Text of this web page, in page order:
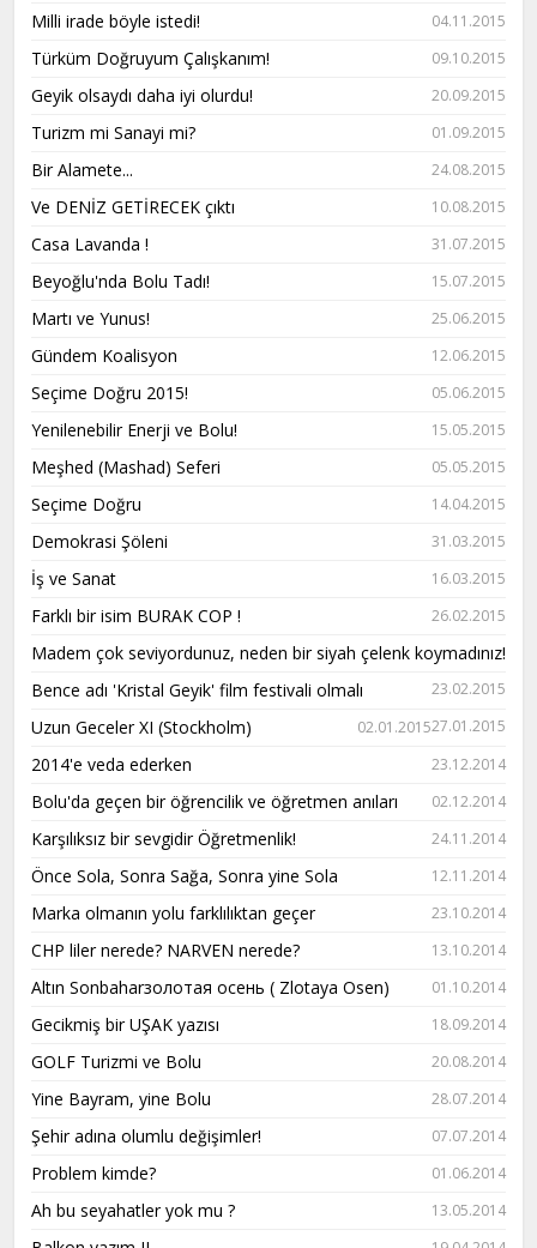
Milli irade böyle istedi! 04.11.2015
Türküm Doğruyum Çalışkanım! 09.10.2015
Geyik olsaydı daha iyi olurdu! 20.09.2015
Turizm mi Sanayi mi? 01.09.2015
Bir Alamete... 24.08.2015
Ve DENİZ GETİRECEK çıktı 10.08.2015
Casa Lavanda ! 31.07.2015
Beyoğlu'nda Bolu Tadı! 15.07.2015
Martı ve Yunus! 25.06.2015
Gündem Koalisyon 12.06.2015
Seçime Doğru 2015! 05.06.2015
Yenilenebilir Enerji ve Bolu! 15.05.2015
Meşhed (Mashad) Seferi 05.05.2015
Seçime Doğru 14.04.2015
Demokrasi Şöleni 31.03.2015
İş ve Sanat 16.03.2015
Farklı bir isim BURAK COP ! 26.02.2015
Madem çok seviyordunuz, neden bir siyah çelenk koymadınız!
23.02.2015
Bence adı 'Kristal Geyik' film festivali olmalı
27.01.2015
Uzun Geceler XI (Stockholm) 02.01.2015
2014'e veda ederken 23.12.2014
Bolu'da geçen bir öğrencilik ve öğretmen anıları 02.12.2014
Karşılıksız bir sevgidir Öğretmenlik! 24.11.2014
Önce Sola, Sonra Sağa, Sonra yine Sola 12.11.2014
Marka olmanın yolu farklılıktan geçer 23.10.2014
CHP liler nerede? NARVEN nerede? 13.10.2014
Altın Sonbaharзолотая осень ( Zlotaya Osen) 01.10.2014
Gecikmiş bir UŞAK yazısı 18.09.2014
GOLF Turizmi ve Bolu 20.08.2014
Yine Bayram, yine Bolu 28.07.2014
Şehir adına olumlu değişimler! 07.07.2014
Problem kimde? 01.06.2014
Ah bu seyahatler yok mu ? 13.05.2014